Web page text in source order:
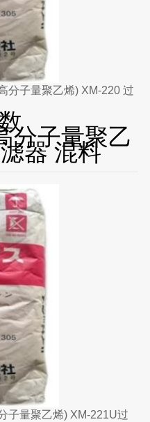
分子量聚乙烯) XM-220 过
分子量聚乙
器 混料
子量聚乙烯) XM-221U过